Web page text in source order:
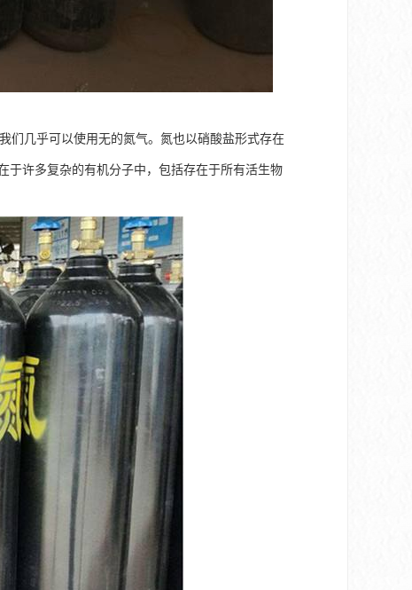
们几乎可以使用无的氮气。氮也以硝酸盐形式存在
于许多复杂的有机分子中，包括存在于所有活生物